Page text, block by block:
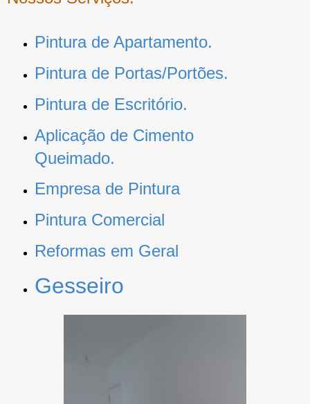
Pintura de Apartamento.
Pintura de Portas/Portões.
Pintura de Escritório.
Aplicação de Cimento
Queimado.
Empresa de Pintura
Pintura Comercial
Reformas em Geral
Gesseiro